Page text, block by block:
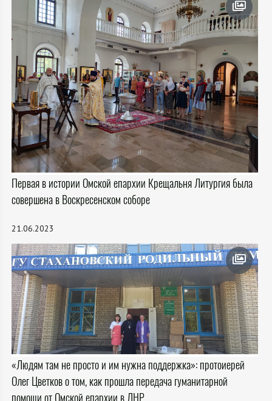
Первая в истории Омской епархии Крещальня Литургия была
совершена в Воскресенском соборе
21.06.2023
«Людям там не просто и им нужна поддержка»: протоиерей
Олег Цветков о том, как прошла передача гуманитарной
помощи от Омской епархии в ЛНР